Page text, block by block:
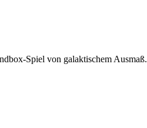
Spiel von galaktischem Ausmaß.